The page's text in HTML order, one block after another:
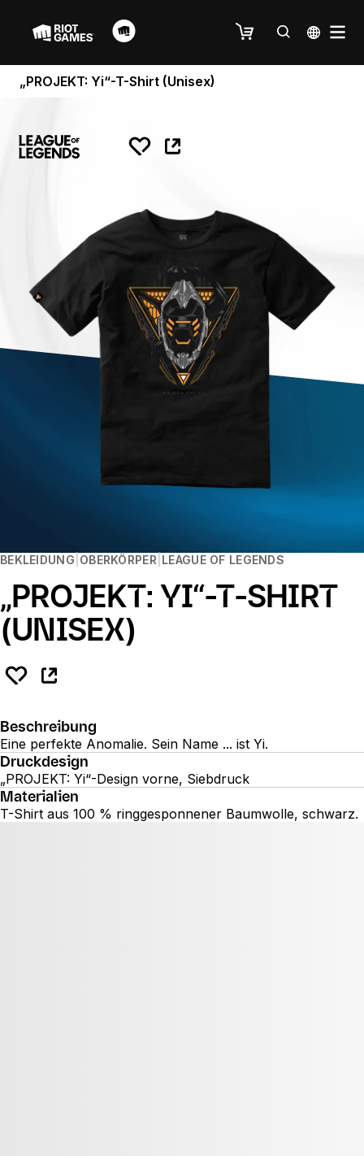
„PROJEKT: Yi“-T-Shirt (Unisex)
BEKLEIDUNG OBERKÖRPER LEAGUE OF LEGENDS
„PROJEKT: YI“-T-SHIRT
(UNISEX)
Beschreibung
Eine perfekte Anomalie. Sein Name ... ist Yi.
Druckdesign
„PROJEKT: Yi“-Design vorne, Siebdruck
Materialien
T-Shirt aus 100 % ringgesponnener Baumwolle, schwarz.